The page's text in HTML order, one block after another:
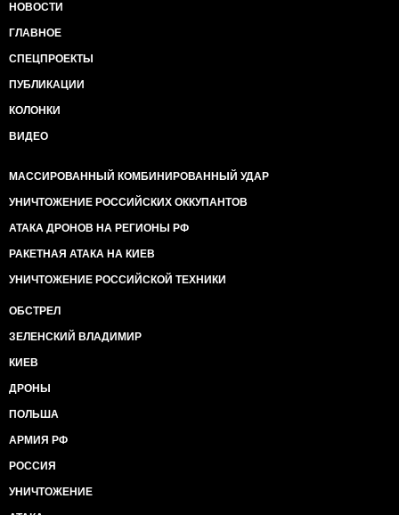
НОВОСТИ
ГЛАВНОЕ
СПЕЦПРОЕКТЫ
ПУБЛИКАЦИИ
КОЛОНКИ
ВИДЕО
МАССИРОВАННЫЙ КОМБИНИРОВАННЫЙ УДАР
УНИЧТОЖЕНИЕ РОССИЙСКИХ ОККУПАНТОВ
АТАКА ДРОНОВ НА РЕГИОНЫ РФ
РАКЕТНАЯ АТАКА НА КИЕВ
УНИЧТОЖЕНИЕ РОССИЙСКОЙ ТЕХНИКИ
ОБСТРЕЛ
ЗЕЛЕНСКИЙ ВЛАДИМИР
КИЕВ
ДРОНЫ
ПОЛЬША
АРМИЯ РФ
РОССИЯ
УНИЧТОЖЕНИЕ